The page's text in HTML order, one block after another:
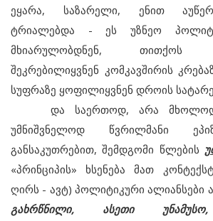
ეყარა, საზარელი, ენით
ტრიალებდა - ეს უზნეო
მხიარულობდნენ, თითქოს
შეკრებილიყვნენ კომკავშირის
სუფრაზე ყოფილიყვნენ დროის
და საერთოდ, არა მხოლოდ
უმნიშვნელოდ წვრილმანი
განსაკუთრებით, შემდგომი წლების
«პრინციპის» ხსენება მათ
ღირს - ავტ) პოლიტიკური ალიანსები
გახრწნილი, ასეთი